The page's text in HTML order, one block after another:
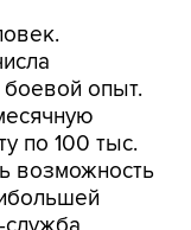
боевой опыт.
по 100 тыс.
возможность